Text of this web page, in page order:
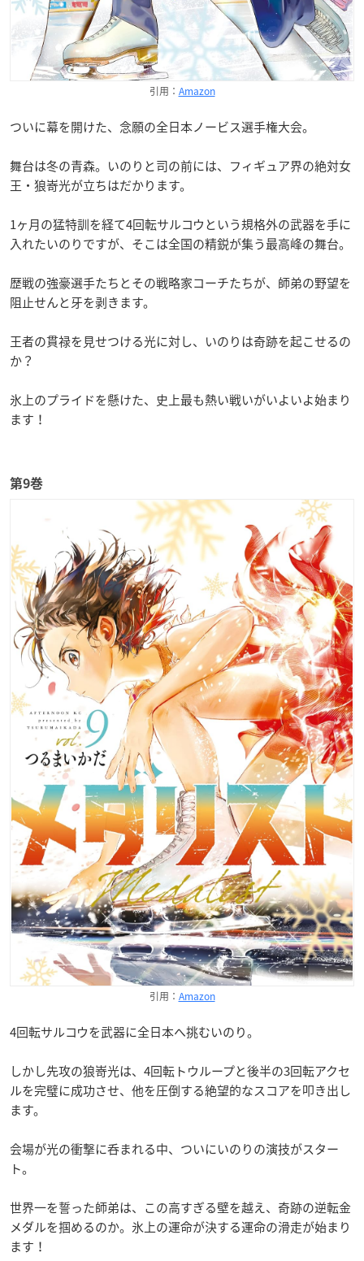
引用： Amazon
ついに幕を開けた、念願の全日本ノービス選手権大会。
舞台は冬の青森。いのりと司の前には、フィギュア界の絶対女
王・狼嵜光が立ちはだかります。
1ヶ月の猛特訓を経て4回転サルコウという規格外の武器を手に
入れたいのりですが、そこは全国の精鋭が集う最高峰の舞台。
歴戦の強豪選手たちとその戦略家コーチたちが、師弟の野望を
阻止せんと牙を剥きます。
王者の貫禄を見せつける光に対し、いのりは奇跡を起こせるの
か？
氷上のプライドを懸けた、史上最も熱い戦いがいよいよ始まり
ます！
第9巻
引用： Amazon
4回転サルコウを武器に全日本へ挑むいのり。
しかし先攻の狼嵜光は、4回転トウループと後半の3回転アクセ
ルを完璧に成功させ、他を圧倒する絶望的なスコアを叩き出し
ます。
会場が光の衝撃に呑まれる中、ついにいのりの演技がスター
ト。
世界一を誓った師弟は、この高すぎる壁を越え、奇跡の逆転金
メダルを掴めるのか。氷上の運命が決する運命の滑走が始まり
ます！